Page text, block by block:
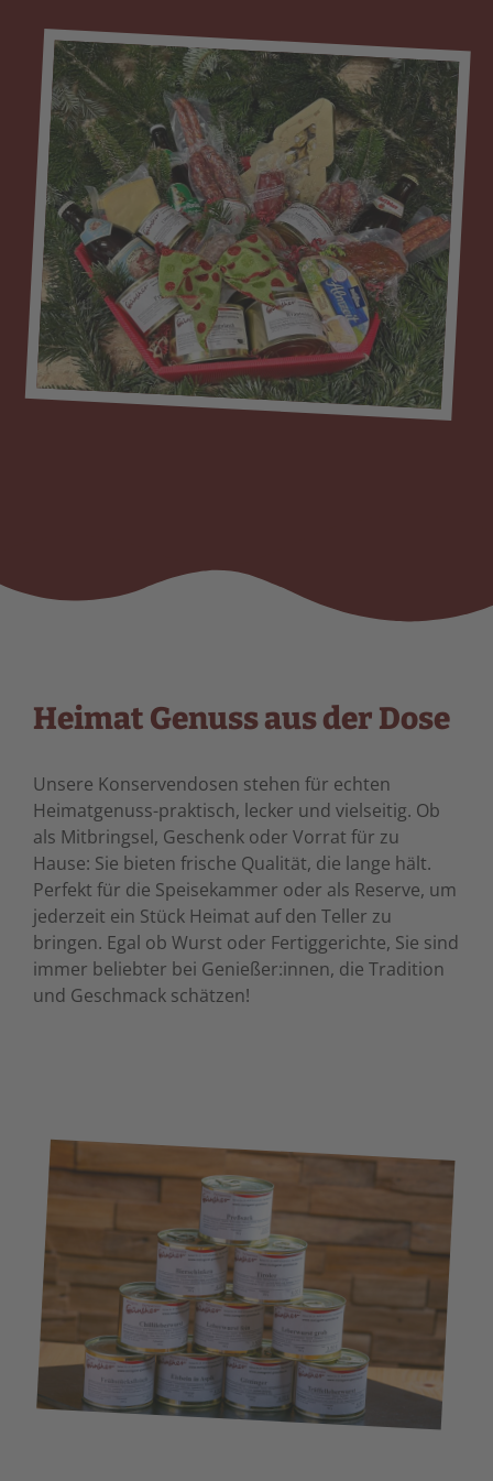
Heimat Genuss aus der Dose
Unsere Konservendosen stehen für echten
Heimatgenuss-praktisch, lecker und vielseitig. Ob
als Mitbringsel, Geschenk oder Vorrat für zu
Hause: Sie bieten frische Qualität, die lange hält.
Perfekt für die Speisekammer oder als Reserve, um
jederzeit ein Stück Heimat auf den Teller zu
bringen. Egal ob Wurst oder Fertiggerichte, Sie sind
immer beliebter bei Genießer:innen, die Tradition
und Geschmack schätzen!